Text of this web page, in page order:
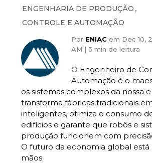
ENGENHARIA DE PRODUÇÃO ,
CONTROLE E AUTOMAÇÃO
Por ENIAC em Dec 10,
AM |5 min de leitura
O Engenheiro de
Automação é o
os sistemas complexos da nossa
transforma fábricas tradicionais
inteligentes, otimiza o consumo
edifícios e garante que robôs e
produção funcionem com
O futuro da economia global está
mãos.